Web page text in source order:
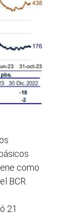
como
BCR.
21